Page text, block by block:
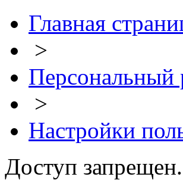
Главная
>
Персональный
>
Настройки
Доступ запрещен.